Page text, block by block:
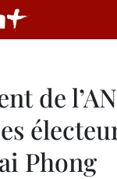
de
Phong